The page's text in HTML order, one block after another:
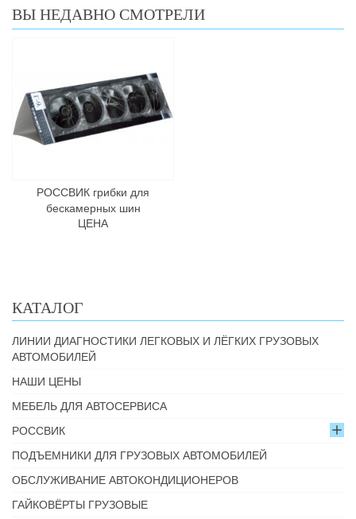
ВЫ НЕДАВНО СМОТРЕЛИ
РОССВИК грибки для
бескамерных шин
ЦЕНА
КАТАЛОГ
ЛИНИИ ДИАГНОСТИКИ ЛЕГКОВЫХ И ЛЁГКИХ ГРУЗОВЫХ
АВТОМОБИЛЕЙ
НАШИ ЦЕНЫ
МЕБЕЛЬ ДЛЯ АВТОСЕРВИСА
РОССВИК
ПОДЪЕМНИКИ ДЛЯ ГРУЗОВЫХ АВТОМОБИЛЕЙ
ОБСЛУЖИВАНИЕ АВТОКОНДИЦИОНЕРОВ
ГАЙКОВЁРТЫ ГРУЗОВЫЕ